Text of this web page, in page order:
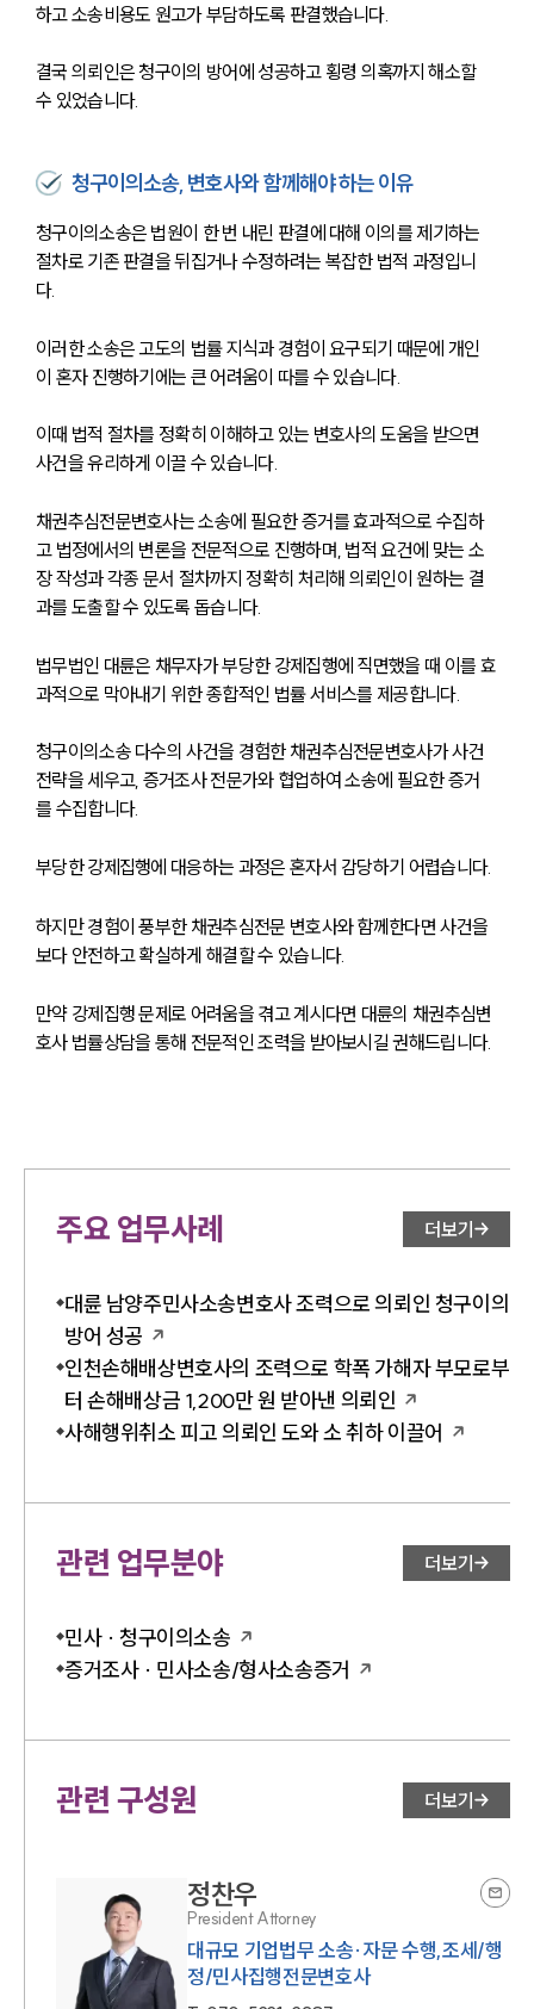
하고 소송비용도 원고가 부담하도록 판결했습니다.
결국 의뢰인은 청구이의 방어에 성공하고 횡령 의혹까지 해소할
수 있었습니다.
청구이의소송, 변호사와 함께해야 하는 이유
청구이의소송은 법원이 한 번 내린 판결에 대해 이의를 제기하는
절차로 기존 판결을 뒤집거나 수정하려는 복잡한 법적 과정입니
다.
이러한 소송은 고도의 법률 지식과 경험이 요구되기 때문에 개인
이 혼자 진행하기에는 큰 어려움이 따를 수 있습니다.
이때 법적 절차를 정확히 이해하고 있는 변호사의 도움을 받으면
사건을 유리하게 이끌 수 있습니다.
채권추심전문변호사는 소송에 필요한 증거를 효과적으로 수집하
고 법정에서의 변론을 전문적으로 진행하며, 법적 요건에 맞는 소
장 작성과 각종 문서 절차까지 정확히 처리해 의뢰인이 원하는 결
과를 도출할 수 있도록 돕습니다.
법무법인 대륜은 채무자가 부당한 강제집행에 직면했을 때 이를 효
과적으로 막아내기 위한 종합적인 법률 서비스를 제공합니다.
청구이의소송 다수의 사건을 경험한 채권추심전문변호사가 사건
전략을 세우고, 증거조사 전문가와 협업하여 소송에 필요한 증거
를 수집합니다.
부당한 강제집행에 대응하는 과정은 혼자서 감당하기 어렵습니다.
하지만 경험이 풍부한 채권추심전문 변호사와 함께한다면 사건을
보다 안전하고 확실하게 해결할 수 있습니다.
만약 강제집행 문제로 어려움을 겪고 계시다면 대륜의 채권추심변
호사 법률상담을 통해 전문적인 조력을 받아보시길 권해드립니다.
주요 업무사례 더보기
대륜 남양주민사소송변호사 조력으로 의뢰인 청구이의
방어 성공
인천손해배상변호사의 조력으로 학폭 가해자 부모로부
터 손해배상금 1,200만 원 받아낸 의뢰인
사해행위취소 피고 의뢰인 도와 소 취하 이끌어
관련 업무분야 더보기
민사 · 청구이의소송
증거조사 · 민사소송/형사소송증거
관련 구성원 더보기
정찬우
President Attorney
대규모 기업법무 소송·자문 수행,조세/행
정/민사집행전문변호사